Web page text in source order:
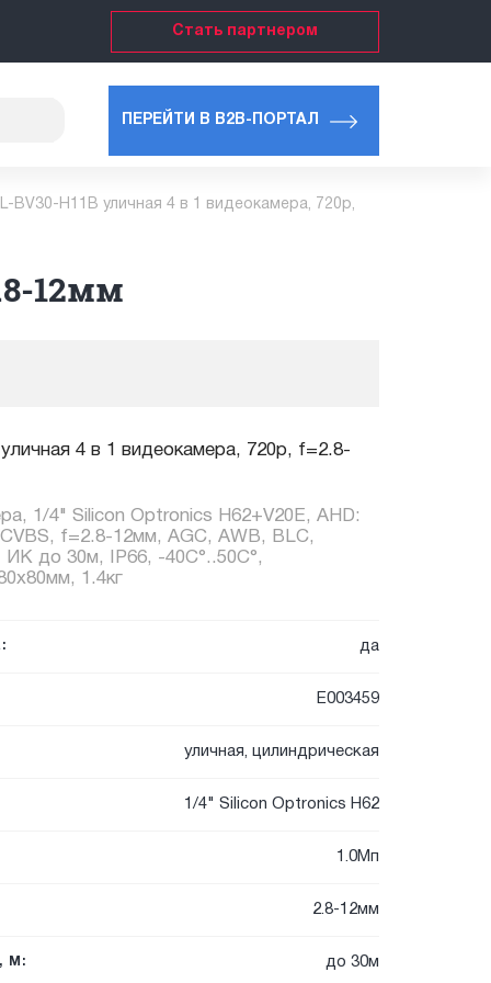
Стать партнером
ПЕРЕЙТИ В B2B-ПОРТАЛ
BV30-H11B уличная 4 в 1 видеокамера, 720p,
12мм
4 в 1 видеокамера, 720p, f=2.8-
1/4" Silicon Optronics H62+V20E, AHD:
f=2.8-12мм, AGC, AWB, BLC,
ИК до 30м, IP66, -40C°..50C°,
1.4кг
да
E003459
уличная, цилиндрическая
1/4" Silicon Optronics H62
1.0Мп
2.8-12мм
М: до 30м